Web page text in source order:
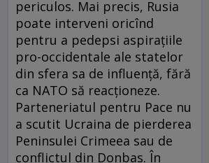
periculos. Mai precis, Rusia
poate interveni oricînd
pentru a pedepsi aspirațiile
pro-occidentale ale statelor
din sfera sa de influență, fără
ca NATO să reacționeze.
Parteneriatul pentru Pace nu
a scutit Ucraina de pierderea
Peninsulei Crimeea sau de
conflictul din Donbas. În